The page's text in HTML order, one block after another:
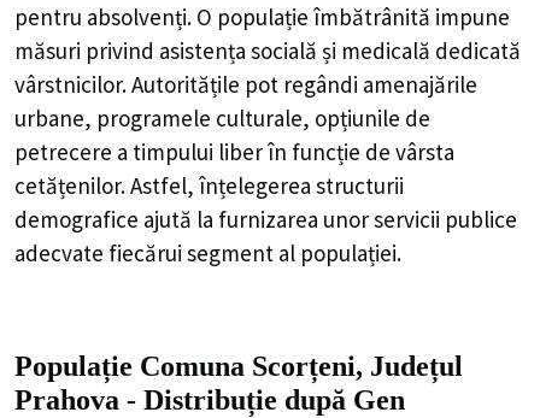
pentru absolvenți. O populație îmbătrânită impune
măsuri privind asistența socială și medicală dedicată
vârstnicilor. Autoritățile pot regândi amenajările
urbane, programele culturale, opțiunile de
petrecere a timpului liber în funcție de vârsta
cetățenilor. Astfel, înțelegerea structurii
demografice ajută la furnizarea unor servicii publice
adecvate fiecărui segment al populației.
Populație Comuna Scorțeni, Județul
Prahova - Distribuție după Gen